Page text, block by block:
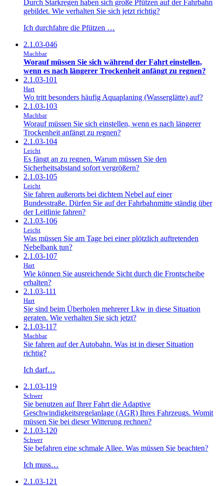
Durch Starkregen haben sich große Pfützen auf der Fahrbahn
gebildet. Wie verhalten Sie sich jetzt richtig?
Ich durchfahre die Pfützen …
2.1.03-046
Machbar
Worauf müssen Sie sich während der Fahrt einstellen,
wenn es nach längerer Trockenheit anfängt zu regnen?
2.1.03-101
Hart
Wo tritt besonders häufig Aquaplaning (Wasserglätte) auf?
2.1.03-103
Machbar
Worauf müssen Sie sich einstellen, wenn es nach längerer
Trockenheit anfängt zu regnen?
2.1.03-104
Leicht
Es fängt an zu regnen. Warum müssen Sie den
Sicherheitsabstand sofort vergrößern?
2.1.03-105
Leicht
Sie fahren außerorts bei dichtem Nebel auf einer
Bundesstraße. Dürfen Sie auf der Fahrbahnmitte ständig über
der Leitlinie fahren?
2.1.03-106
Leicht
Was müssen Sie am Tage bei einer plötzlich auftretenden
Nebelbank tun?
2.1.03-107
Hart
Wie können Sie ausreichende Sicht durch die Frontscheibe
erhalten?
2.1.03-111
Hart
Sie sind beim Überholen mehrerer Lkw in diese Situation
geraten. Wie verhalten Sie sich jetzt?
2.1.03-117
Machbar
Sie fahren auf der Autobahn. Was ist in dieser Situation
richtig?
Ich darf…
2.1.03-119
Schwer
Sie benutzen auf Ihrer Fahrt die Adaptive
Geschwindigkeitsregelanlage (AGR) Ihres Fahrzeugs. Womit
müssen Sie bei dieser Witterung rechnen?
2.1.03-120
Schwer
Sie befahren eine schmale Allee. Was müssen Sie beachten?
Ich muss…
2.1.03-121